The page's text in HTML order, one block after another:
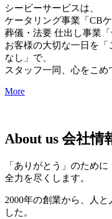
シービーサービスは、
ケータリング事業「CB
葬儀・法要 仕出し事業「
お客様の大切な一日を
なし」で、
スタッフ一同、心をこめ
More
About us 会社情
「ありがとう」のために
全力を尽くします。
2000年の創業から、人
した。